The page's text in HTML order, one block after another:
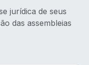
jurídica de seus
das assembleias